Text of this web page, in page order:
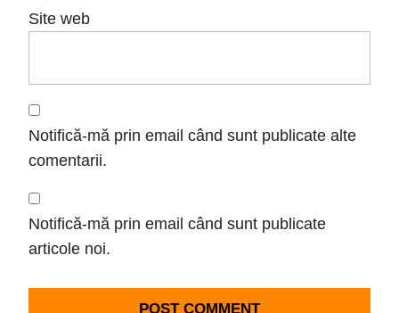
Site web
Notifică-mă prin email când sunt publicate alte
comentarii.
Notifică-mă prin email când sunt publicate
articole noi.